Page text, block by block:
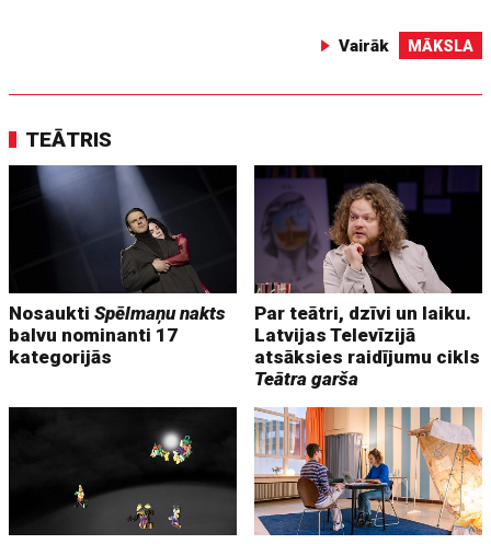
Vairāk MĀKSLA
TEĀTRIS
NosauktiSpēlmaņu nakts
balvu nominanti 17
kategorijās
Par teātri, dzīvi un laiku.
Latvijas Televīzijā
atsāksies raidījumu cikls
Teātra garša